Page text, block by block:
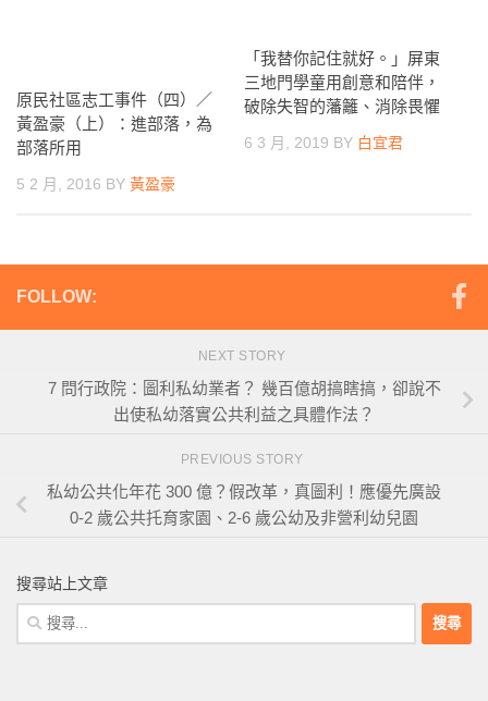
原民社區志工事件（四）／
黃盈豪（上）：進部落，為
部落所用
5 2 月, 2016 BY 黃盈豪
「我替你記住就好。」屏東
三地門學童用創意和陪伴，
破除失智的藩籬、消除畏懼
6 3 月, 2019 BY 白宜君
FOLLOW:
NEXT STORY
7 問行政院：圖利私幼業者？ 幾百億胡搞瞎搞，卻說不
出使私幼落實公共利益之具體作法？
PREVIOUS STORY
私幼公共化年花 300 億？假改革，真圖利！應優先廣設
0-2 歲公共托育家園、2-6 歲公幼及非營利幼兒園
搜尋站上文章
搜
尋